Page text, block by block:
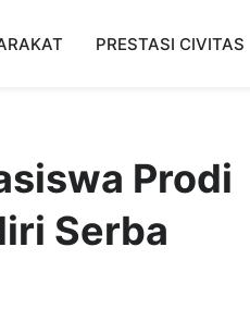
PRESTASI CIVITAS
Prodi
Serba